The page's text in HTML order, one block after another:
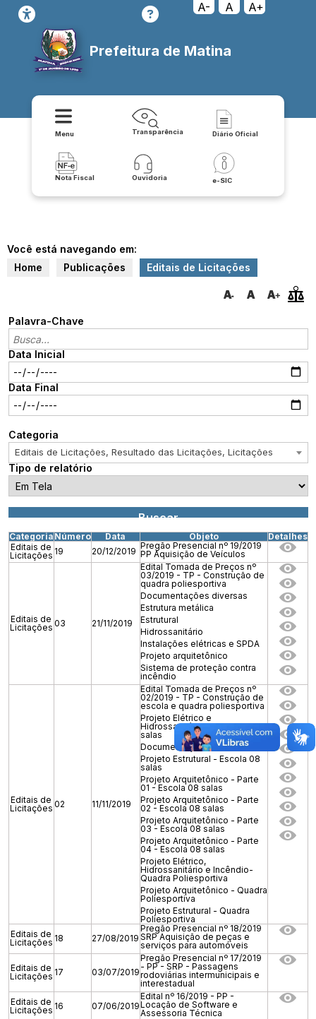
A- A A+
Prefeitura de Matina
Menu Transparência Diário Oficial
Nota Fiscal Ouvidoria e-SIC
Você está navegando em:
Home
Publicações Editais de Licitações
Palavra-Chave
Data Inicial
Data Final
Categoria
Editais de Licitações, Resultado das Licitações, Licitações
Tipo de relatório
Categoria Número Data Objeto
Detalhes
Editais de
Licitações 19 20/12/2019
Pregão Presencial nº 19/2019
PP Aquisição de Veículos
Editais de
Licitações 03 21/11/2019
Edital Tomada de Preços nº
03/2019 - TP - Construção de
quadra poliesportiva
Documentações diversas
Estrutura metálica
Estrutural
Hidrossanitário
Instalações elétricas e SPDA
Projeto arquitetônico
Sistema de proteção contra
incêndio
Editais de
Licitações 02 11/11/2019
Edital Tomada de Preços nº
02/2019 - TP - Construção de
escola e quadra poliesportiva
Projeto Elétrico e
Hidrossanitário- Escola 08
salas
Documentações diversas
Projeto Estrutural - Escola 08
salas
Projeto Arquitetônico - Parte
01 - Escola 08 salas
Projeto Arquitetônico - Parte
02 - Escola 08 salas
Projeto Arquitetônico - Parte
03 - Escola 08 salas
Projeto Arquitetônico - Parte
04 - Escola 08 salas
Projeto Elétrico,
Hidrossanitário e Incêndio-
Quadra Poliesportiva
Projeto Arquitetônico - Quadra
Poliesportiva
Projeto Estrutural - Quadra
Poliesportiva
Editais de
Licitações 18 27/08/2019
Pregão Presencial nº 18/2019
SRP Aquisição de peças e
serviços para automóveis
Editais de
Licitações 17 03/07/2019
Pregão Presencial nº 17/2019
- PP - SRP - Passagens
rodoviárias intermunicipais e
interestadual
Editais de
Licitações 16 07/06/2019
Edital nº 16/2019 - PP -
Locação de Software e
Assessoria Técnica